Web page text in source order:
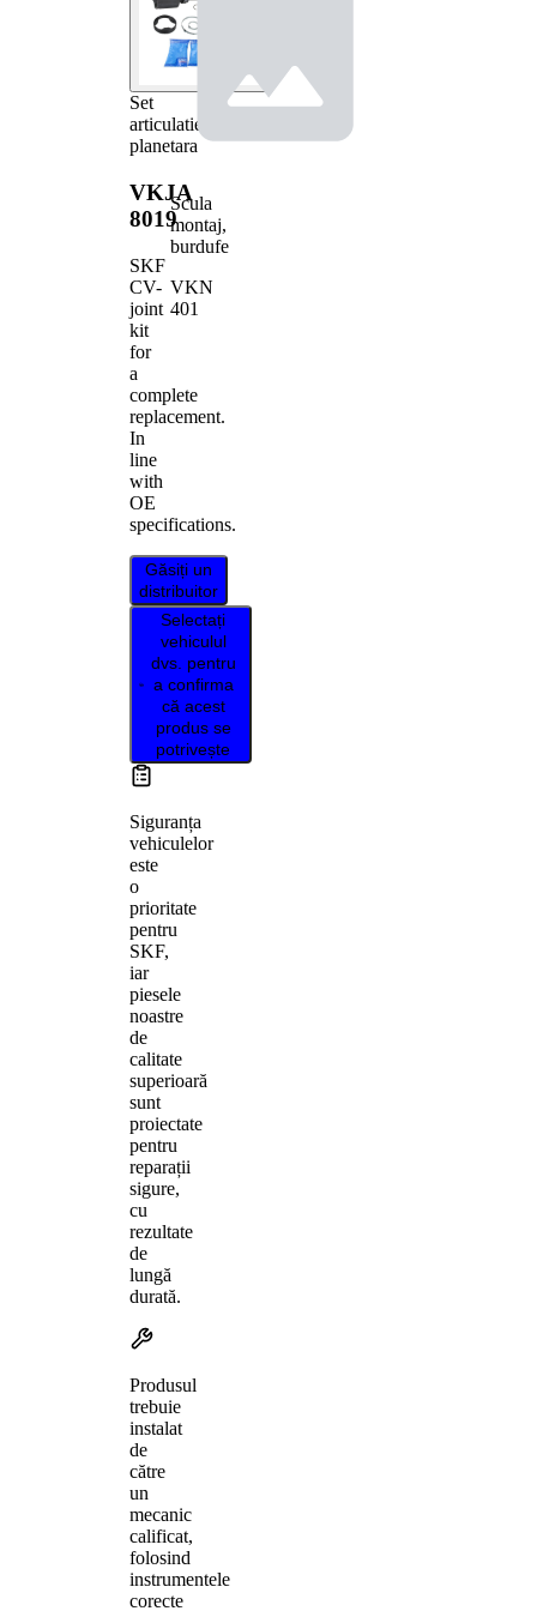
Set
articulatie,
planetara
VKJA
8019
SKF
CV-
joint
kit
for
a
complete
replacement.
In
line
with
OE
specifications.
Găsiți un
distribuitor
Selectați
vehiculul
dvs. pentru
a confirma
că acest
produs se
potrivește
Siguranța
vehiculelor
este
o
prioritate
pentru
SKF,
iar
piesele
noastre
de
calitate
superioară
sunt
proiectate
pentru
reparații
sigure,
cu
rezultate
de
lungă
durată.
Produsul
trebuie
instalat
de
către
un
mecanic
calificat,
folosind
instrumentele
corecte
Scula
montaj,
burdufe
VKN
401